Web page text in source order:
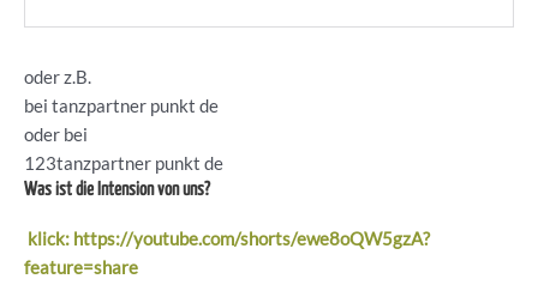
oder z.B.
bei tanzpartner punkt de
oder bei
123tanzpartner punkt de
Was ist die Intension von uns?
klick: https://youtube.com/shorts/ewe8oQW5gzA?
feature=share